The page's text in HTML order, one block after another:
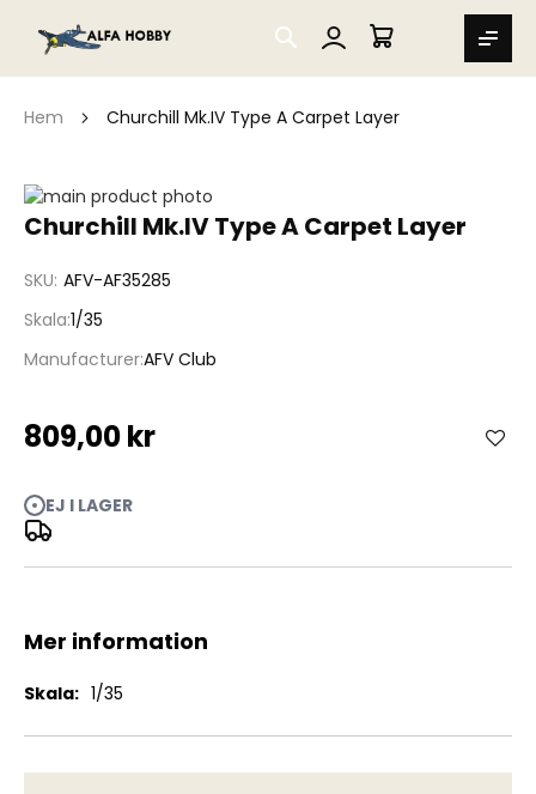
SEARCH
MIN VARUKORG
Hem Churchill Mk.IV Type A Carpet Layer
Churchill Mk.IV Type A Carpet Layer
SKU AFV-AF35285
Skala 1/35
ManufacturerAFV Club
809,00 kr
EJ I LAGER
Hoppa
till
bildgalleriet
Hoppa
av
bildgalleriet
Mer information
Mer
1/35